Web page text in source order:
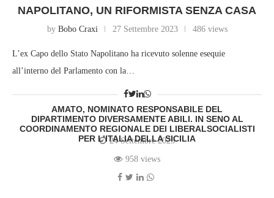
NAPOLITANO, UN RIFORMISTA SENZA CASA
by Bobo Craxi 27 Settembre 2023 486 views
L’ex Capo dello Stato Napolitano ha ricevuto solenne esequie
all’interno del Parlamento con la…
AMATO, NOMINATO RESPONSABILE DEL
DIPARTIMENTO DIVERSAMENTE ABILI. IN SENO AL
COORDINAMENTO REGIONALE DEI LIBERALSOCIALISTI
PER L’ITALIA DELLA SICILIA
24 Settembre 2023
958 views